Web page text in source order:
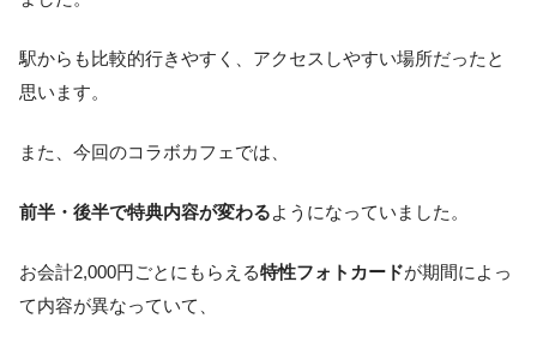
駅からも比較的行きやすく、アクセスしやすい場所だったと
思います。
また、今回のコラボカフェでは、
前半・後半で特典内容が変わるようになっていました。
お会計2,000円ごとにもらえる特性フォトカードが期間によっ
て内容が異なっていて、